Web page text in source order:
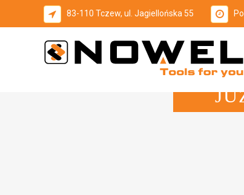
83-110 Tczew, ul. Jagiellońska 55